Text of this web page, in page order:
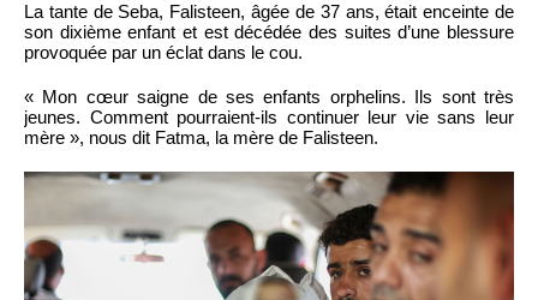
La tante de Seba, Falisteen, âgée de 37 ans, était enceinte de
son dixième enfant et est décédée des suites d’une blessure
provoquée par un éclat dans le cou.
« Mon cœur saigne de ses enfants orphelins. Ils sont très
jeunes. Comment pourraient-ils continuer leur vie sans leur
mère », nous dit Fatma, la mère de Falisteen.